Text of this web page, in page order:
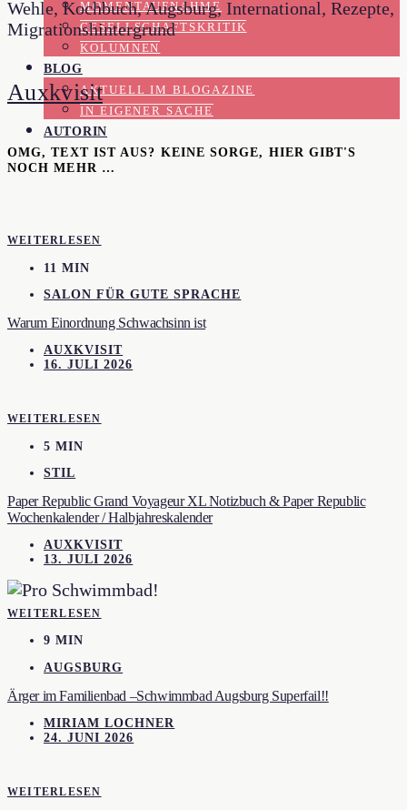
MOMENTAUFNAHME
GESELLSCHAFTSKRITIK
KOLUMNEN
BLOG
AKTUELL IM BLOGAZINE
IN EIGENER SACHE
AUTORIN
Wehle, Kochbuch, Augsburg, International, Rezepte,
Migrationshintergrund
Auxkvisit
OMG, TEXT IST AUS? KEINE SORGE, HIER GIBT'S
NOCH MEHR …
WEITERLESEN
11 MIN
SALON FÜR GUTE SPRACHE
Warum Einordnung Schwachsinn ist
AUXKVISIT
16. JULI 2026
WEITERLESEN
5 MIN
STIL
Paper Republic Grand Voyageur XL Notizbuch & Paper Republic
Wochenkalender / Halbjahreskalender
AUXKVISIT
13. JULI 2026
WEITERLESEN
9 MIN
AUGSBURG
Ärger im Familienbad –Schwimmbad Augsburg Superfail!!
MIRIAM LOCHNER
24. JUNI 2026
WEITERLESEN